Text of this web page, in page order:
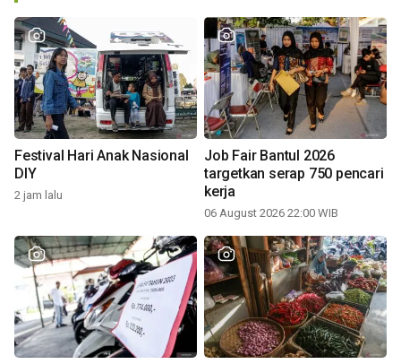
Festival Hari Anak Nasional
DIY
2 jam lalu
Job Fair Bantul 2026
targetkan serap 750 pencari
kerja
06 August 2026 22:00 WIB